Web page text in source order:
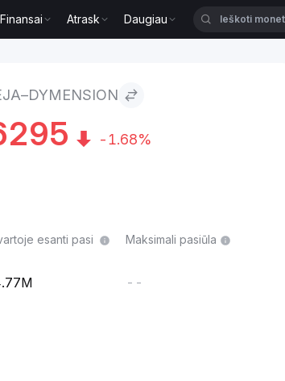
Finansai Atrask Daugiau
-1.68%
esanti pasi
Maksimali pasiūla
--